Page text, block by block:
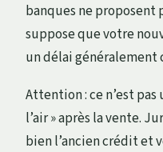
banques ne
suppose que votre
un délai généralement
Attention : ce n’est
l’air » après la vente.
bien l’ancien crédit et